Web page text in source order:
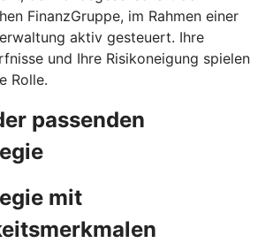
FinanzGruppe, im Rahmen einer
aktiv gesteuert. Ihre
und Ihre Risikoneigung spielen
Rolle.
passenden
mit